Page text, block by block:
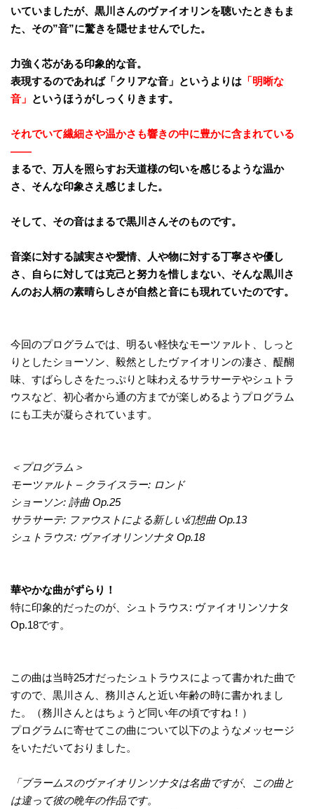
いていましたが、黒川さんのヴァイオリンを聴いたときもま
た、その”音”に驚きを隠せませんでした。
力強く芯がある印象的な音。
表現するのであれば「クリアな音」というよりは 「明晰な
音」 というほうがしっくりきます。
それでいて繊細さや温かさも響きの中に豊かに含まれている
――
まるで、万人を照らすお天道様の匂いを感じるような温か
さ、 そんな印象さえ感じました。
そして、その音はまるで黒川さんそのものです。
音楽に対する誠実さや愛情、人や物に対する丁寧さや優し
さ、自らに対しては克己と努力を惜しまない、そんな黒川さ
んのお人柄の素晴らしさが自然と音にも現れていたのです。
今回のプログラムでは、明るい軽快なモーツァルト、しっと
りとしたショーソン、毅然としたヴァイオリンの凄さ、醍醐
味、すばらしさをたっぷりと味わえるサラサーテやシュトラ
ウスなど、初心者から通の方までが楽しめるようプログラム
にも工夫が凝らされています。
＜プログラム＞
モーツァルト – クライスラー: ロンド
ショーソン: 詩曲 Op.25
サラサーテ: ファウストによる新しい幻想曲 Op.13
シュトラウス: ヴァイオリンソナタ Op.18
華やかな曲がずらり！
特に印象的だったのが、シュトラウス: ヴァイオリンソナタ
Op.18です。
この曲は当時25才だったシュトラウスによって書かれた曲で
すので、黒川さん、務川さんと近い年齢の時に書かれまし
た。（務川さんとはちょうど同い年の頃ですね！）
プログラムに寄せてこの曲について以下のようなメッセージ
をいただいておりました。
「ブラームスのヴァイオリンソナタは名曲ですが、この曲と
は違って彼の晩年の作品です。